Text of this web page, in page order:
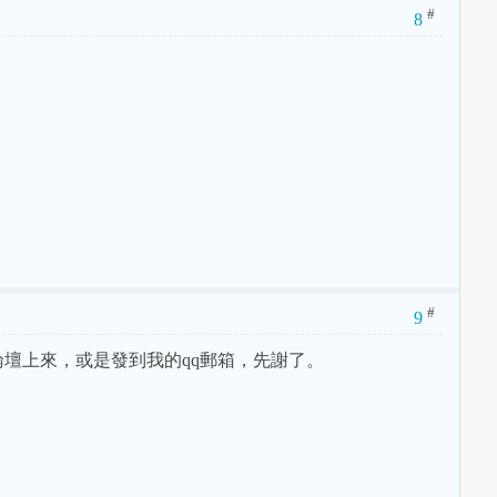
8 #
9 #
上來，或是發到我的qq郵箱，先謝了。